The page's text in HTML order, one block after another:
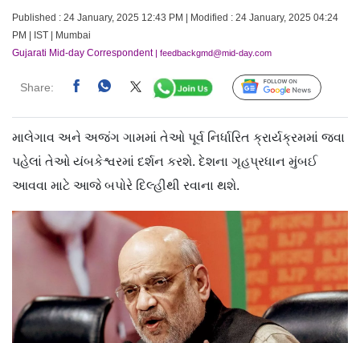
Published : 24 January, 2025 12:43 PM | Modified : 24 January, 2025 04:24
PM | IST | Mumbai
Gujarati Mid-day Correspondent| feedbackgmd@mid-day.com
Share: Follow Us
માલેગાવ અને અજંગ ગામમાં તેઓ પૂર્વ નિર્ધારિત ક્રાર્યક્રમમાં જવા
પહેલાં તેઓ યંબકેશ્વરમાં દર્શન કરશે. દેશના ગૃહપ્રધાન મુંબઈ
આવવા માટે આજે બપોરે દિલ્હીથી રવાના થશે.